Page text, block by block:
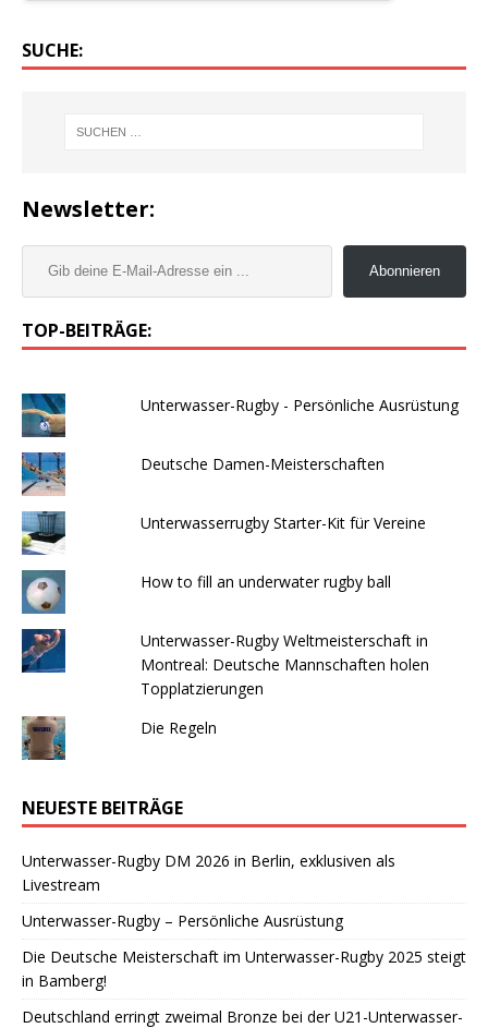
SUCHE:
Newsletter:
Abonnieren
TOP-BEITRÄGE:
Unterwasser-Rugby - Persönliche Ausrüstung
Deutsche Damen-Meisterschaften
Unterwasserrugby Starter-Kit für Vereine
How to fill an underwater rugby ball
Unterwasser-Rugby Weltmeisterschaft in
Montreal: Deutsche Mannschaften holen
Topplatzierungen
Die Regeln
NEUESTE BEITRÄGE
Unterwasser-Rugby DM 2026 in Berlin, exklusiven als
Livestream
Unterwasser-Rugby – Persönliche Ausrüstung
Die Deutsche Meisterschaft im Unterwasser-Rugby 2025 steigt
in Bamberg!
Deutschland erringt zweimal Bronze bei der U21-Unterwasser-